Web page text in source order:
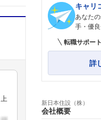
キャリ
あなた
手・優
転職サポー
詳
新日本住設（株）
会社概要